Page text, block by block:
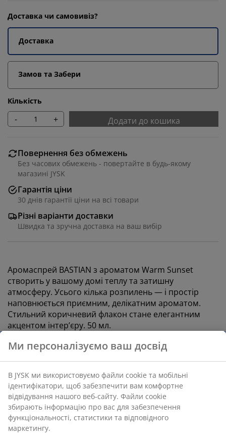
Доставка чи самовивіз?
Доставка
Замов та Забери
Кількість
- + Додати до кошика
Повернення без обмежень
Без часових обмежень - повертайте в будь-якому
магазині JYSK
Гарантія ціни
30 днів гарантії ціни на всі товари
Різні варіанти доставки
Швидка та зручна доставка на ваш вибір
Аромаспрей BASTIAN з ароматом Warm Sunset
створить у вашому домі теплу та затишну
атмосферу. Усього кілька розпилень — і простір
наповнюється приємним, делікатним ароматом.
Стильний коричневий флакон стане елегантним
акцентом інтер’єру. 50 мл.
Артикул: 2786701
Характеристики
Ми персоналізуємо ваш досвід
В JYSK ми використовуємо файли cookie та мобільні
ідентифікатори, щоб забезпечити вам комфортне
відвідування нашого веб-сайту. Файли cookie
збирають інформацію про вас для забезпечення
функціональності, статистики та відповідного
маркетингу.